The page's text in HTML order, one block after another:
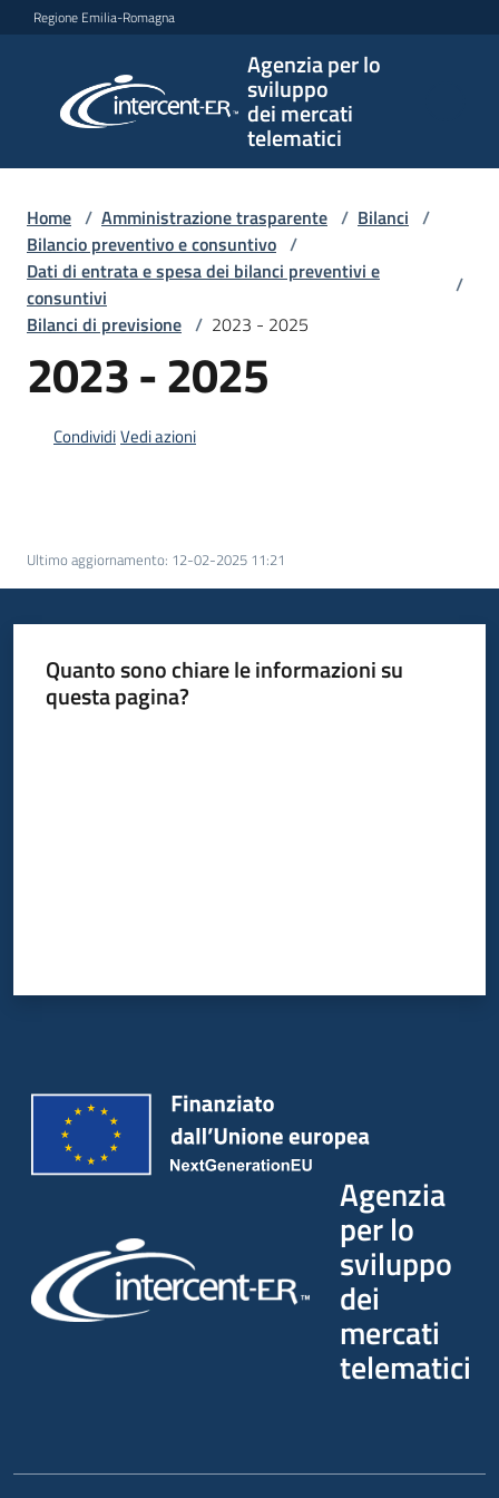
Vai al contenuto
Vai alla navigazione
Vai al footer
Regione Emilia-Romagna
Agenzia per lo
sviluppo
dei mercati
telematici
per lo
sviluppo
telematici
L'Agenzia
Piattaforme
telematiche
Home / Amministrazione trasparente / Bilanci /
Bilancio preventivo e consuntivo /
Dati di entrata e spesa dei bilanci preventivi e
consuntivi
/
Bilanci di previsione / 2023 - 2025
2023 - 2025
CondividiVedi azioni
Ultimo aggiornamento: 12-02-2025 11:21
Quanto sono chiare le informazioni su
questa pagina?
Agenzia
per lo
sviluppo
dei
mercati
telematici